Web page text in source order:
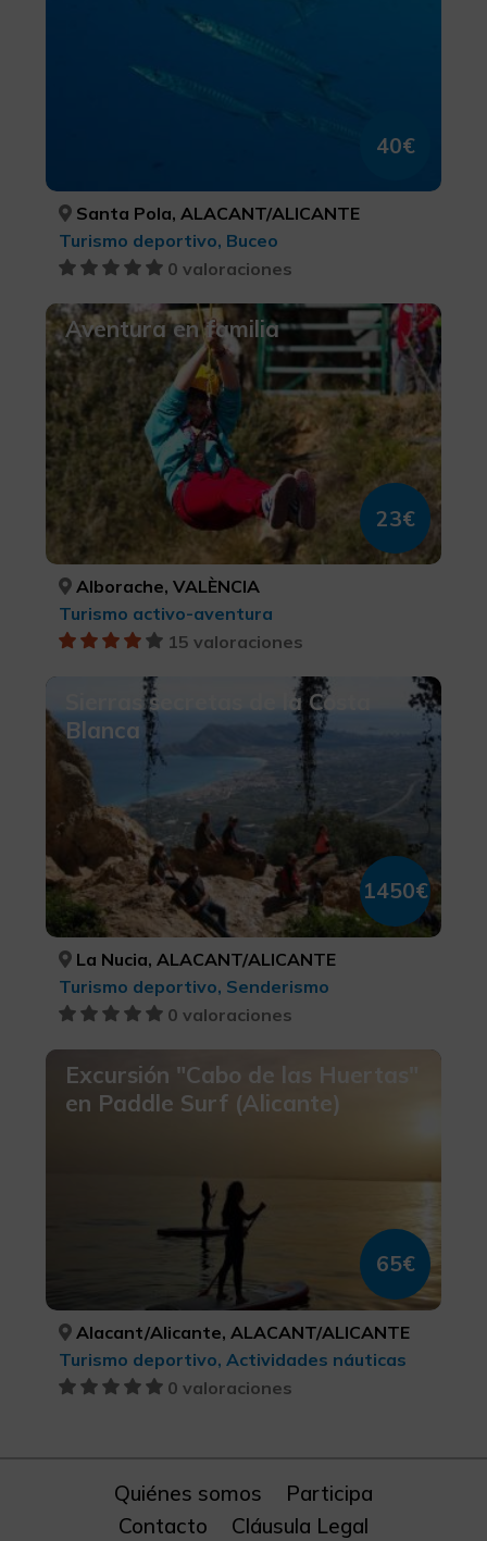
40€
Santa Pola, ALACANT/ALICANTE
Turismo deportivo, Buceo
0 valoraciones
Aventura en familia
23€
Alborache, VALÈNCIA
Turismo activo-aventura
15 valoraciones
Sierras secretas de la Costa
Blanca
1450€
La Nucia, ALACANT/ALICANTE
Turismo deportivo, Senderismo
0 valoraciones
Excursión "Cabo de las Huertas"
en Paddle Surf (Alicante)
65€
Alacant/Alicante, ALACANT/ALICANTE
Turismo deportivo, Actividades náuticas
0 valoraciones
Quiénes somos
Participa
Contacto
Cláusula Legal